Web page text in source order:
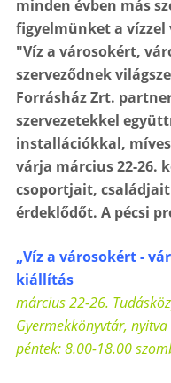
minden évben más
figyelmünket a
"Víz a városokért,
szerveződnek
Forrásház Zrt.
szervezetekkel
installációkkal,
várja március 22-26.
csoportjait,
érdeklődőt. A pécsi
„Víz a városokért -
kiállítás
március 22-26.
Gyermekkönyvtár,
péntek: 8.00-18.00